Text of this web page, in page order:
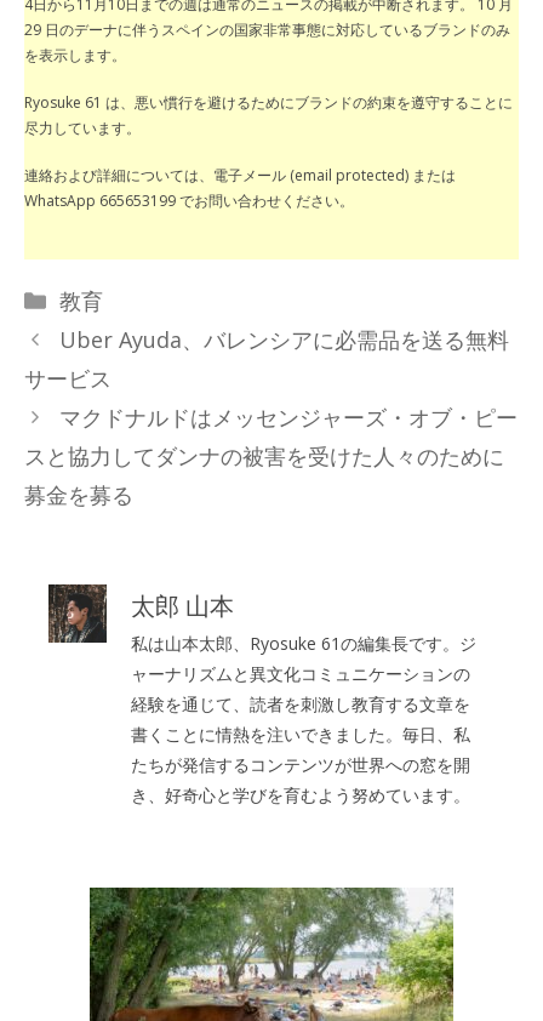
29 日のデーナに伴うスペインの国家非常事態に対応しているブランドのみ
を表示します。
Ryosuke 61 は、悪い慣行を避けるためにブランドの約束を遵守することに
尽力しています。
連絡および詳細については、電子メール (email protected) または
WhatsApp 665653199 でお問い合わせください。
カ
テ
リ
ー
教育
Uber Ayuda、バレンシアに必需品を送る無料
サービス
マクドナルドはメッセンジャーズ・オブ・ピー
スと協力してダンナの被害を受けた人々のために
募金を募る
太郎 山本
私は山本太郎、Ryosuke 61の編集長です。ジ
ャーナリズムと異文化コミュニケーションの
経験を通じて、読者を刺激し教育する文章を
書くことに情熱を注いできました。毎日、私
たちが発信するコンテンツが世界への窓を開
き、好奇心と学びを育むよう努めています。